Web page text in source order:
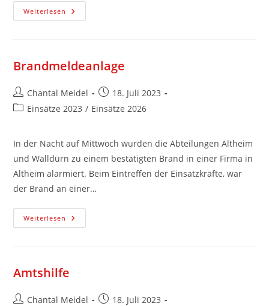
Weiterlesen
Brandmeldeanlage
Chantal Meidel
18. Juli 2023
Einsätze 2023 / Einsätze 2026
In der Nacht auf Mittwoch wurden die Abteilungen Altheim
und Walldürn zu einem bestätigten Brand in einer Firma in
Altheim alarmiert. Beim Eintreffen der Einsatzkräfte, war
der Brand an einer…
Weiterlesen
Amtshilfe
Chantal Meidel
18. Juli 2023